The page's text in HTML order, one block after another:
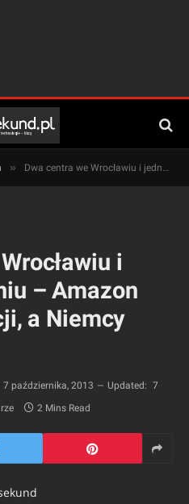
» Dwa centra we Wrocławiu i jedno w Poznaniu – Amazon wkracza do akcji, a Niemcy strajkują!
i
– Amazon
a Niemcy
7 października, 2013 Updated: 7
2 Mins Read